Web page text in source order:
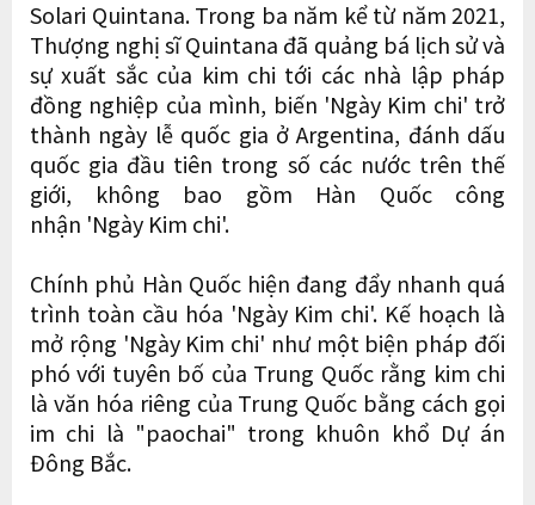
Solari Quintana. Trong ba năm kể từ năm 2021,
Thượng nghị sĩ Quintana đã quảng bá lịch sử và
sự xuất sắc của kim chi tới các nhà lập pháp
đồng nghiệp của mình, biến 'Ngày Kim chi' trở
thành ngày lễ quốc gia ở Argentina, đánh dấu
quốc gia đầu tiên trong số các nước trên thế
giới, không bao gồm Hàn Quốc công
nhận 'Ngày Kim chi'.
Chính phủ Hàn Quốc hiện đang đẩy nhanh quá
trình toàn cầu hóa 'Ngày Kim chi'. Kế hoạch là
mở rộng 'Ngày Kim chi' như một biện pháp đối
phó với tuyên bố của Trung Quốc rằng kim chi
là văn hóa riêng của Trung Quốc bằng cách gọi
im chi là "paochai" trong khuôn khổ Dự án
Đông Bắc.